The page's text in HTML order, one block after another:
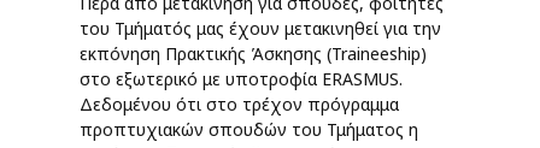
του Τμήματός μας έχουν μετακινηθεί για την
εκπόνηση Πρακτικής Άσκησης (Traineeship)
στο εξωτερικό με υποτροφία ERASMUS.
Δεδομένου ότι στο τρέχον πρόγραμμα
προπτυχιακών σπουδών του Τμήματος η